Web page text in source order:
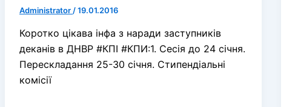
Administrator /19.01.2016
Коротко цікава інфа з наради заступників
деканів в ДНВР #КПІ #КПИ:1. Сесія до 24 січня.
Перескладання 25-30 січня. Стипендіальні
комісії